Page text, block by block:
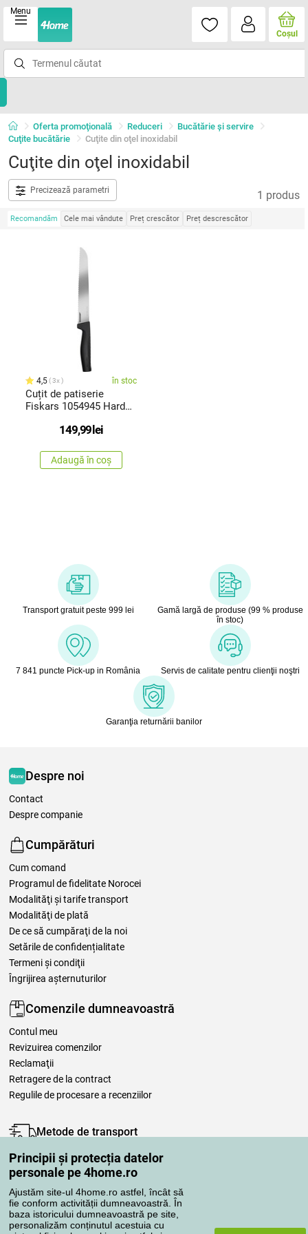
Principii și protecția datelor
personale pe 4home.ro
Ajustăm site-ul 4home.ro astfel, încât să
fie conform activității dumneavoastră. În
baza istoricului dumneavoastră pe site,
personalizăm conținutul acestuia cu
Menu
Coşul
Oferta promoţională Reduceri
Bucătărie și servire
Cuţite bucătărie
Cuţite din oţel inoxidabil
Cuţite din oţel inoxidabil
Precizează parametri 1 produs
Recomandăm Cele mai vândute Preț crescător Preț descrescător
4,5 3x în stoc
Cuțit de patiserie
Fiskars 1054945 Hard
149,99 lei
Adaugă în coș
Transport gratuit peste 999 lei
Gamă largă de produse (99 % produse
în stoc)
7 841 puncte Pick-up in România Servis de calitate pentru clienţii noştri
Garanţia returnării banilor
Despre noi
Contact
Despre companie
Cumpărături
Cum comand
Programul de fidelitate Norocei
Modalităţi şi tarife transport
Modalităţi de plată
De ce să cumpăraţi de la noi
Setările de confidențialitate
Termeni şi condiţii
Îngrijirea așternuturilor
Comenzile dumneavoastră
Contul meu
Revizuirea comenzilor
Reclamaţii
Retragere de la contract
Regulile de procesare a recenziilor
Metode de transport
Metode de plată
Magazin de încredere